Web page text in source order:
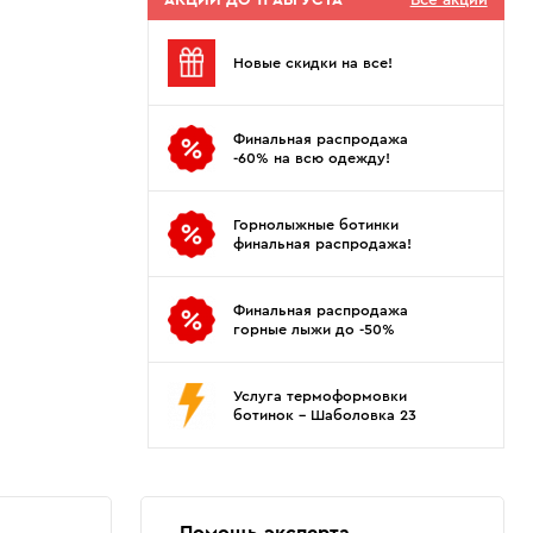
Zerorh+
Новые скидки на все!
Финальная распродажа
-60% на всю одежду!
Горнолыжные ботинки
финальная распродажа!
Финальная распродажа
горные лыжи до -50%
Услуга термоформовки
ботинок - Шаболовка 23